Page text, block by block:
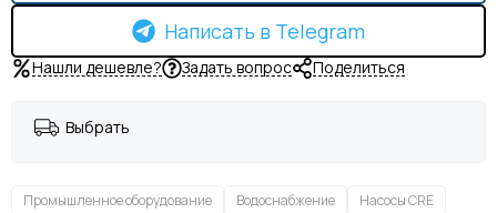
Написать в Telegram
Нашли дешевле? Задать вопрос Поделиться
Выбрать
Промышленное оборудование Водоснабжение Насосы CRE